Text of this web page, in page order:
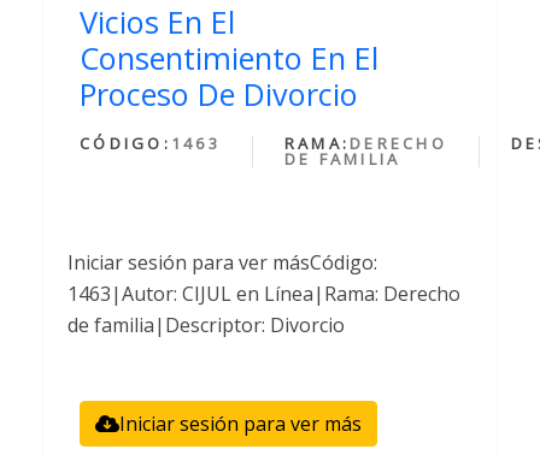
Vicios En El
Consentimiento En El
Proceso De Divorcio
CÓDIGO: 1463 RAMA: DERECHO
DE FAMILIA
Iniciar sesión para ver másCódigo:
1463|Autor: CIJUL en Línea|Rama: Derecho
de familia|Descriptor: Divorcio
Iniciar sesión para ver más